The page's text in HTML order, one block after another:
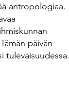
antropologiaa.
päivän
tulevaisuudessa.